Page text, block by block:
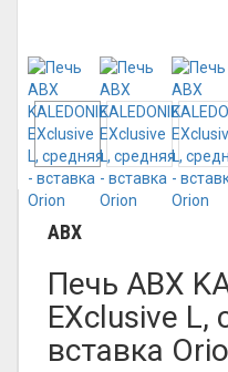
ABX
Печь ABX
EXclusive L,
вставка